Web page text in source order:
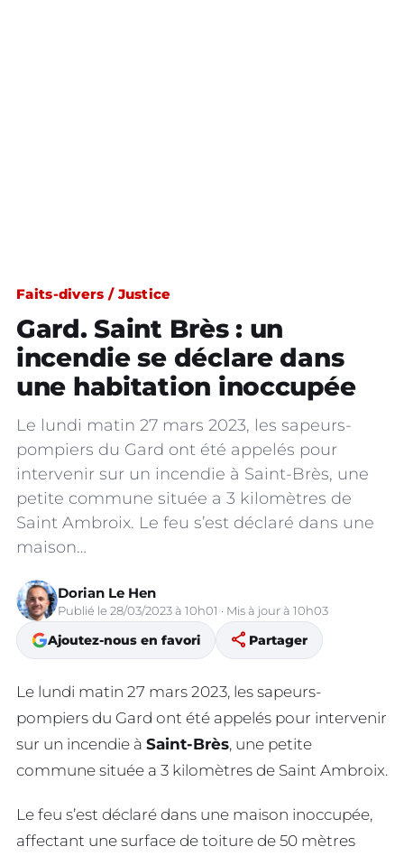
Faits-divers / Justice
Gard. Saint Brès : un
incendie se déclare dans
une habitation inoccupée
Le lundi matin 27 mars 2023, les sapeurs-
pompiers du Gard ont été appelés pour
intervenir sur un incendie à Saint-Brès, une
petite commune située a 3 kilomètres de
Saint Ambroix. Le feu s’est déclaré dans une
maison…
Dorian Le Hen
Publié le 28/03/2023 à 10h01 · Mis à jour à 10h03
Ajoutez-nous en favori share Partager
Le lundi matin 27 mars 2023, les sapeurs-
pompiers du Gard ont été appelés pour intervenir
sur un incendie à Saint-Brès, une petite
commune située a 3 kilomètres de Saint Ambroix.
Le feu s’est déclaré dans une maison inoccupée,
affectant une surface de toiture de 50 mètres